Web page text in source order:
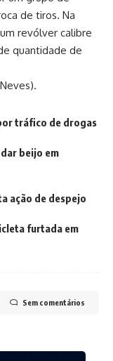
de tiros. Na
revólver calibre
quantidade de
tráfico de drogas
beijo em
ação de despejo
furtada em
Sem comentários